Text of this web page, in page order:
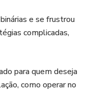
e se frustrou
complicadas,
para quem deseja
como operar no